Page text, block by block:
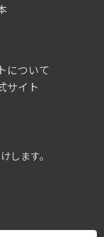
について
サイト
します。